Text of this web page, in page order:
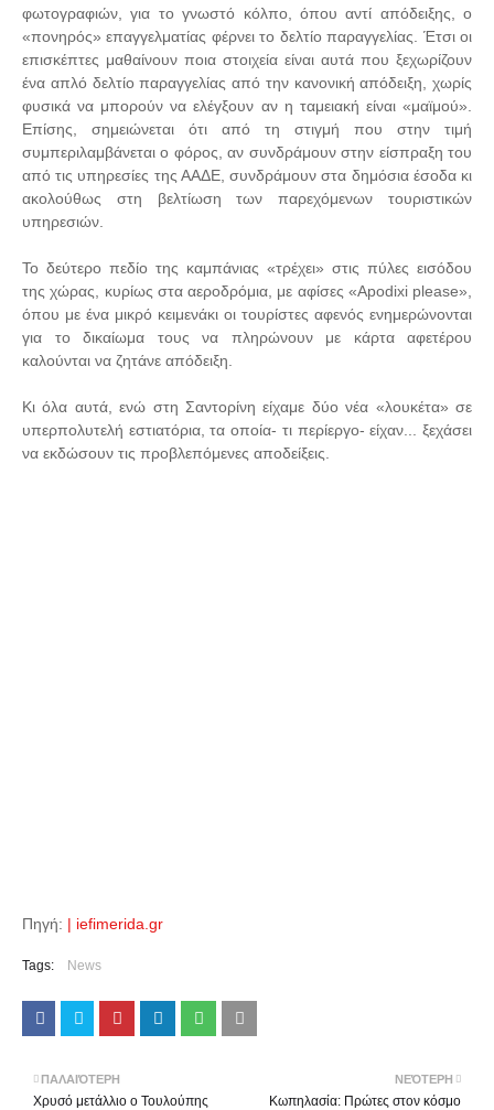
φωτογραφιών, για το γνωστό κόλπο, όπου αντί απόδειξης, ο
«πονηρός» επαγγελματίας φέρνει το δελτίο παραγγελίας. Έτσι οι
επισκέπτες μαθαίνουν ποια στοιχεία είναι αυτά που ξεχωρίζουν
ένα απλό δελτίο παραγγελίας από την κανονική απόδειξη, χωρίς
φυσικά να μπορούν να ελέγξουν αν η ταμειακή είναι «μαϊμού».
Επίσης, σημειώνεται ότι από τη στιγμή που στην τιμή
συμπεριλαμβάνεται ο φόρος, αν συνδράμουν στην είσπραξη του
από τις υπηρεσίες της ΑΑΔΕ, συνδράμουν στα δημόσια έσοδα κι
ακολούθως στη βελτίωση των παρεχόμενων τουριστικών
υπηρεσιών.
Το δεύτερο πεδίο της καμπάνιας «τρέχει» στις πύλες εισόδου
της χώρας, κυρίως στα αεροδρόμια, με αφίσες «Apodixi please»,
όπου με ένα μικρό κειμενάκι οι τουρίστες αφενός ενημερώνονται
για το δικαίωμα τους να πληρώνουν με κάρτα αφετέρου
καλούνται να ζητάνε απόδειξη.
Κι όλα αυτά, ενώ στη Σαντορίνη είχαμε δύο νέα «λουκέτα» σε
υπερπολυτελή εστιατόρια, τα οποία- τι περίεργο- είχαν... ξεχάσει
να εκδώσουν τις προβλεπόμενες αποδείξεις.
Πηγή: | iefimerida.gr
Tags: News
ΝΕΌΤΕΡΗ
Κωπηλασία: Πρώτες στον κόσμο
ΠΑΛΑΙΌΤΕΡΗ
Χρυσό μετάλλιο ο Τουλούπης